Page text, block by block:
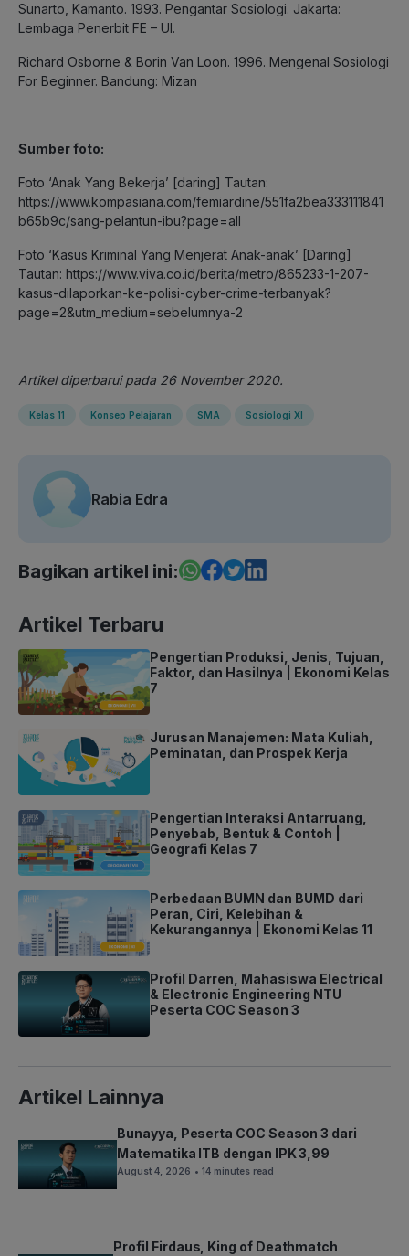
Sunarto, Kamanto. 1993. Pengantar Sosiologi. Jakarta:
Lembaga Penerbit FE – UI.
Richard Osborne & Borin Van Loon. 1996. Mengenal Sosiologi
For Beginner. Bandung: Mizan
Sumber foto:
Foto ‘Anak Yang Bekerja’ [daring] Tautan:
https://www.kompasiana.com/femiardine/551fa2bea333111841
b65b9c/sang-pelantun-ibu?page=all
Foto ‘Kasus Kriminal Yang Menjerat Anak-anak’ [Daring]
Tautan: https://www.viva.co.id/berita/metro/865233-1-207-
kasus-dilaporkan-ke-polisi-cyber-crime-terbanyak?
page=2&utm_medium=sebelumnya-2
Artikel diperbarui pada 26 November 2020.
Kelas 11 Konsep Pelajaran SMA Sosiologi XI
Rabia Edra
Bagikan artikel ini:
Artikel Terbaru
Pengertian Produksi, Jenis, Tujuan,
Faktor, dan Hasilnya | Ekonomi Kelas
7
Jurusan Manajemen: Mata Kuliah,
Peminatan, dan Prospek Kerja
Pengertian Interaksi Antarruang,
Penyebab, Bentuk & Contoh |
Geografi Kelas 7
Perbedaan BUMN dan BUMD dari
Peran, Ciri, Kelebihan &
Kekurangannya | Ekonomi Kelas 11
Profil Darren, Mahasiswa Electrical
& Electronic Engineering NTU
Peserta COC Season 3
Artikel Lainnya
Bunayya, Peserta COC Season 3 dari
Matematika ITB dengan IPK 3,99
August 4, 2026 • 14 minutes read
Profil Firdaus, King of Deathmatch